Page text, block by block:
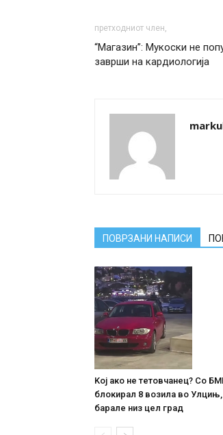
претходниот член,
“Магазин”: Мукоски не
заврши на кардиологија
ПОВРЗАНИ НАПИСИ
Koj ако не тетовчанец? Со
блокирал 8 возила во Улцињ,
барале низ цел град